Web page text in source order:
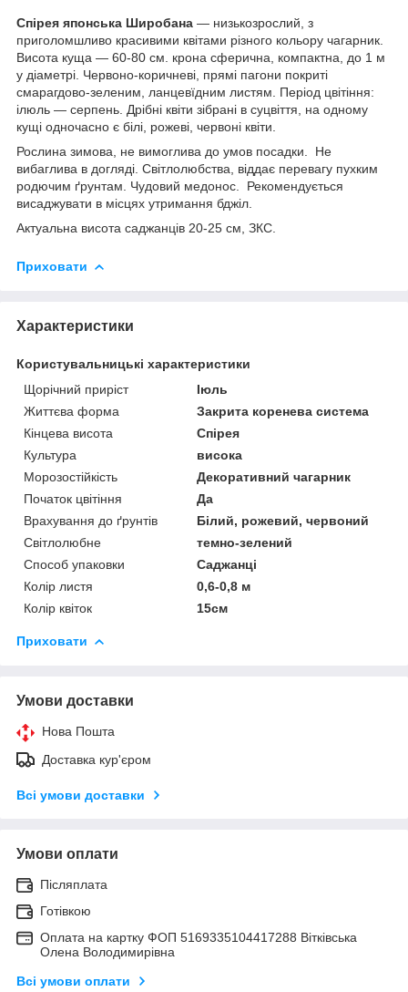
Спірея японська Широбана — низькозрослий, з
приголомшливо красивими квітами різного кольору чагарник.
Висота куща — 60-80 см. крона сферична, компактна, до 1 м
у діаметрі. Червоно-коричневі, прямі пагони покриті
смарагдово-зеленим, ланцевїдним листям. Період цвітіння:
ілюль — серпень. Дрібні квіти зібрані в суцвіття, на одному
кущі одночасно є білі, рожеві, червоні квіти.
Рослина зимова, не вимоглива до умов посадки. Не
вибаглива в догляді. Світлолюбства, віддає перевагу пухким
родючим ґрунтам. Чудовий медонос. Рекомендується
висаджувати в місцях утримання бджіл.
Актуальна висота саджанців 20-25 см, ЗКС.
Приховати
Характеристики
Користувальницькі характеристики
Щорічний приріст
Іюль
Життєва форма
Закрита коренева система
Кінцева висота
Спірея
Культура
висока
Морозостійкість
Декоративний чагарник
Початок цвітіння
Да
Врахування до ґрунтів
Білий, рожевий, червоний
Світлолюбне
темно-зелений
Способ упаковки
Саджанці
Колір листя
0,6-0,8 м
Колір квіток
15см
Приховати
Умови доставки
Нова Пошта
Доставка кур'єром
Всі умови доставки
Умови оплати
Післяплата
Готівкою
Оплата на картку ФОП 5169335104417288 Вітківська
Олена Володимирівна
Всі умови оплати